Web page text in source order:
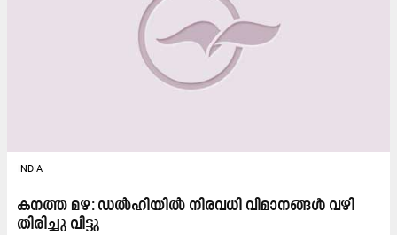
INDIA
കനത്ത മഴ: ഡൽഹിയിൽ നിരവധി വിമാനങ്ങൾ വഴി
തിരിച്ചു വിട്ടു